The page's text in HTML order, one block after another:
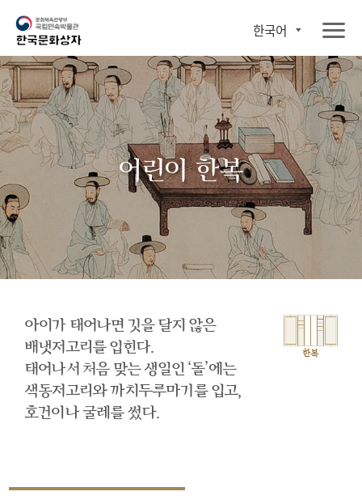
한국어
어린이 한복
아이가 태어나면 깃을 달지 않은
배냇저고리를 입힌다.
태어나서 처음 맞는 생일인 ‘돌’에는
색동저고리와 까치두루마기를 입고,
호건이나 굴레를 썼다.
한복